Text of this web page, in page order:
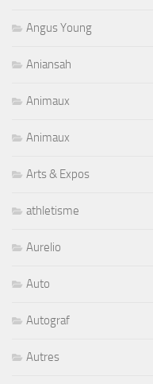
Angus Young
Aniansah
Animaux
Animaux
Arts & Expos
athletisme
Aurelio
Auto
Autograf
Autres